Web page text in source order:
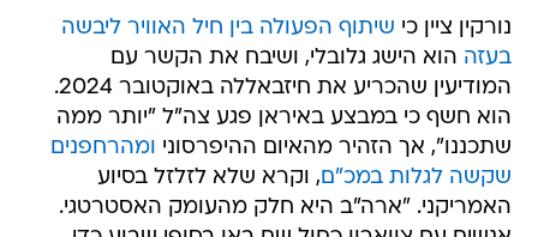
נורקין ציין כי שיתוף הפעולה בין חיל האוויר ליבשה
בעזה הוא הישג גלובלי, ושיבח את הקשר עם
המודיעין שהכריע את חיזבאללה באוקטובר 2024.
הוא חשף כי במבצע באיראן פגע צה"ל "יותר ממה
שתכננו", אך הזהיר מהאיום ההיפרסוני ומהרחפנים
שקשה לגלות במכ"ם, וקרא שלא לזלזל בסיוע
האמריקני. "ארה"ב היא חלק מהעומק האסטרטגי.